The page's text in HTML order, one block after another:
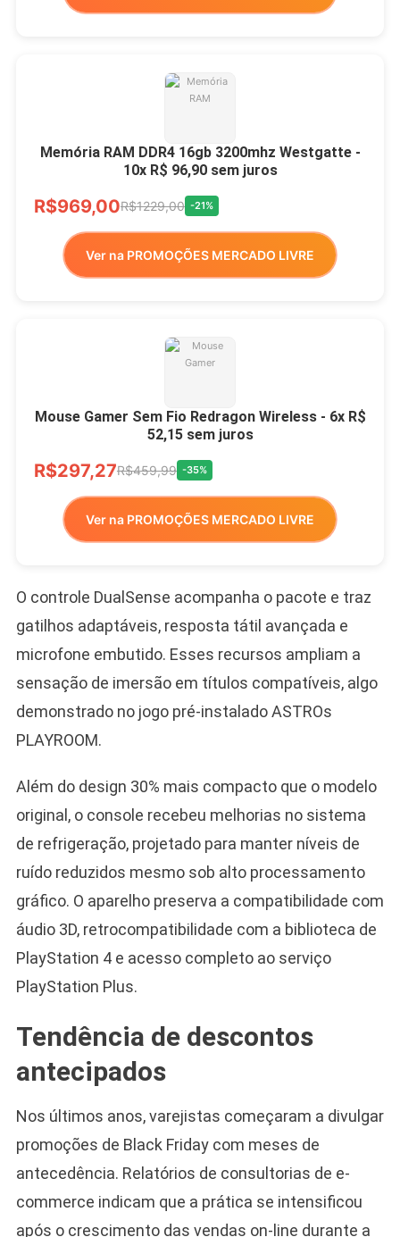
Memória RAM DDR4 16gb 3200mhz Westgatte -
10x R$ 96,90 sem juros
R$969,00R$1229,00 -21%
Ver na PROMOÇÕES MERCADO LIVRE
Mouse Gamer Sem Fio Redragon Wireless - 6x R$
52,15 sem juros
R$297,27R$459,99 -35%
Ver na PROMOÇÕES MERCADO LIVRE
O controle DualSense acompanha o pacote e traz
gatilhos adaptáveis, resposta tátil avançada e
microfone embutido. Esses recursos ampliam a
sensação de imersão em títulos compatíveis, algo
demonstrado no jogo pré-instalado ASTROs
PLAYROOM.
Além do design 30% mais compacto que o modelo
original, o console recebeu melhorias no sistema
de refrigeração, projetado para manter níveis de
ruído reduzidos mesmo sob alto processamento
gráfico. O aparelho preserva a compatibilidade com
áudio 3D, retrocompatibilidade com a biblioteca de
PlayStation 4 e acesso completo ao serviço
PlayStation Plus.
Tendência de descontos
antecipados
Nos últimos anos, varejistas começaram a divulgar
promoções de Black Friday com meses de
antecedência. Relatórios de consultorias de e-
commerce indicam que a prática se intensificou
após o crescimento das vendas on-line durante a